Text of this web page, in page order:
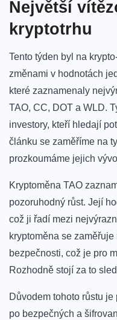
Největší
⁤kryptotrhu
Tento ​týden byl na
změnami v ‍hodnotách
které zaznamenaly
TAO, CC, DOT a ⁢WLD.​
investory, kteří hledají
článku ⁢se zaměříme ​na​
prozkoumáme jejich
Kryptoměna TAO
pozoruhodný růst. Její
což⁤ ji řadí ​mezi
kryptoměna se
bezpečnosti, což ⁢je pro
Rozhodně stojí za to
Důvodem tohoto růstu
po bezpečných a